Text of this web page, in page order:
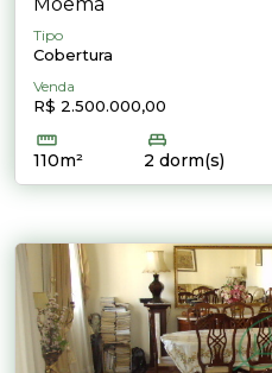
Tipo
Cobertura
Venda
R$ 2.500.000,00
110m² 2 dorm(s)